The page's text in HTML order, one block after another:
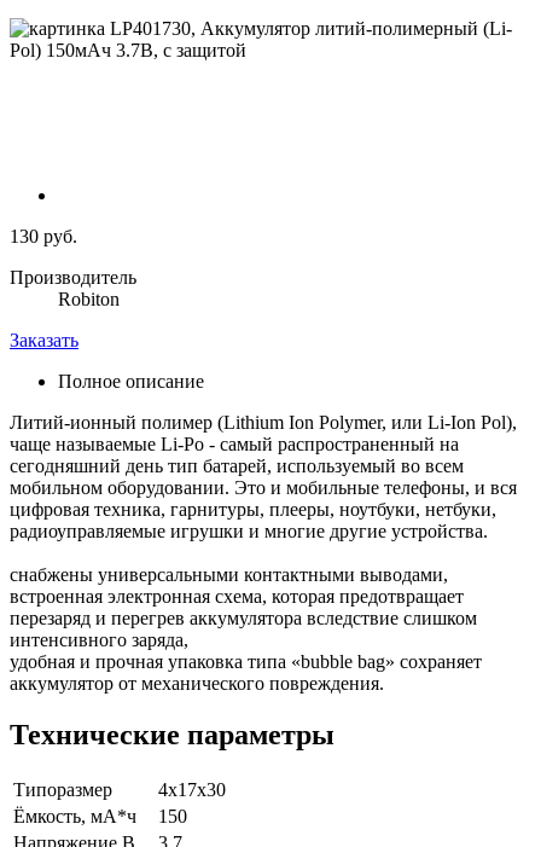
130 руб.
Производитель
Robiton
Заказать
Полное описание
Литий-ионный полимер (Lithium Ion Polymer, или Li-Ion Pol),
чаще называемые Li-Po - самый распространенный на
сегодняшний день тип батарей, используемый во всем
мобильном оборудовании. Это и мобильные телефоны, и вся
цифровая техника, гарнитуры, плееры, ноутбуки, нетбуки,
радиоуправляемые игрушки и многие другие устройства.
снабжены универсальными контактными выводами,
встроенная электронная схема, которая предотвращает
перезаряд и перегрев аккумулятора вследствие слишком
интенсивного заряда,
удобная и прочная упаковка типа «bubble bag» сохраняет
аккумулятор от механического повреждения.
Технические параметры
Типоразмер
4x17x30
Ёмкость, мА*ч
150
Напряжение,В
3.7